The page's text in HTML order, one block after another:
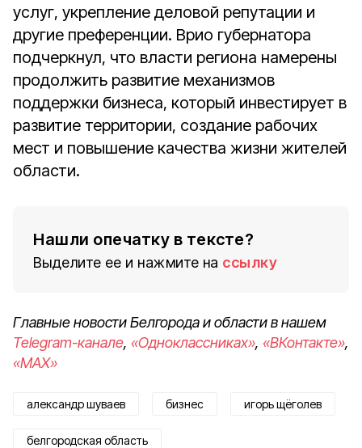
услуг, укрепление деловой репутации и
другие преференции. Врио губернатора
подчеркнул, что власти региона намерены
продолжить развитие механизмов
поддержки бизнеса, который инвестирует в
развитие территории, создание рабочих
мест и повышение качества жизни жителей
области.
Нашли опечатку в тексте?
Выделите ее и нажмите на ссылку
Главные новости Белгорода и области в нашем
Telegram-канале, «Одноклассниках», «ВКонтакте»,
«MAX»
александр шуваев бизнес игорь щёголев
белгородская область